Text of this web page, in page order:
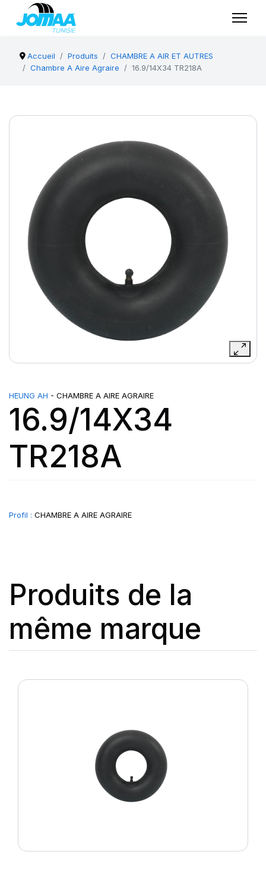
Accueil Produits
CHAMBRE A AIR ET AUTRES
Chambre A Aire Agraire
16.9/14X34 TR218A
HEUNG AH - CHAMBRE A AIRE AGRAIRE
16.9/14X34
TR218A
Profil : CHAMBRE A AIRE AGRAIRE
Produits de la
même marque